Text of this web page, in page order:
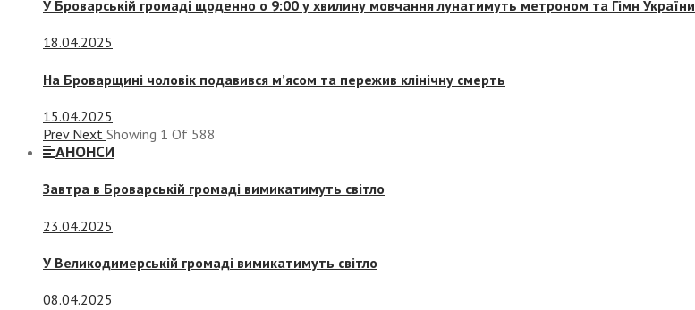
У Броварській громаді щоденно о 9:00 у хвилину мовчання лунатимуть метроном та Гімн України
18.04.2025
На Броварщині чоловік подавився м’ясом та пережив клінічну смерть
15.04.2025
Prev Next Showing 1 Of 588
АНОНСИ
Завтра в Броварській громаді вимикатимуть світло
23.04.2025
У Великодимерській громаді вимикатимуть світло
08.04.2025